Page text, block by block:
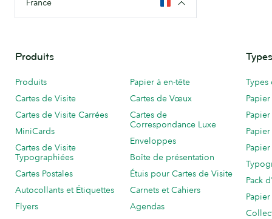
France
Produits
Produits
Cartes de Visite
Cartes de Visite Carrées
MiniCards
Cartes de Visite
Typographiées
Cartes Postales
Autocollants et Étiquettes
Flyers
Papier à en-tête
Cartes de Vœux
Cartes de
Correspondance Luxe
Enveloppes
Boîte de présentation
Étuis pour Cartes de Visite
Carnets et Cahiers
Agendas
Pack